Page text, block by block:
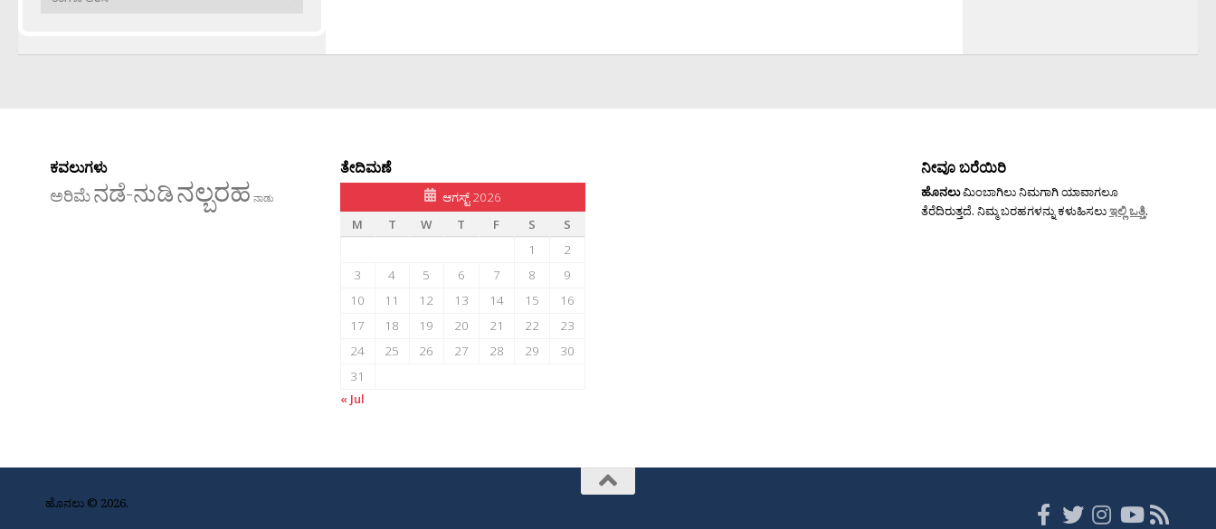
ಕವಲುಗಳು
ಅರಿಮೆನಡೆ-ನುಡಿನಲ್ಬರಹ ನಾಡು
ತೇದಿಮಣೆ
ಆಗಸ್ಟ್ 2026
M
T W T F S
S
1
2
3
4 5 6 7 8
9
10
11 12 13 14 15
16
17
18 19 20 21 22
23
24
25 26 27 28 29
30
31
« Jul
ನೀವೂ ಬರೆಯಿರಿ
ಹೊನಲುಮಿಂಬಾಗಿಲು ನಿಮಗಾಗಿ ಯಾವಾಗಲೂ
ತೆರೆದಿರುತ್ತದೆ. ನಿಮ್ಮ ಬರಹಗಳನ್ನು ಕಳುಹಿಸಲುಇಲ್ಲಿ ಒತ್ತಿ.
ಹೊನಲು © 2026.